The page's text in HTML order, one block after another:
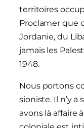
territoires
Proclamer que
Jordanie, du
jamais les
1948.
Nous portons
sioniste. Il n’y
avons là affaire